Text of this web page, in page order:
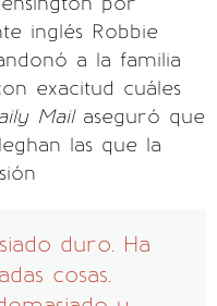
inglés Robbie
a la familia
exacitud cuáles
Mail aseguró que
las que la
duro. Ha
cosas.